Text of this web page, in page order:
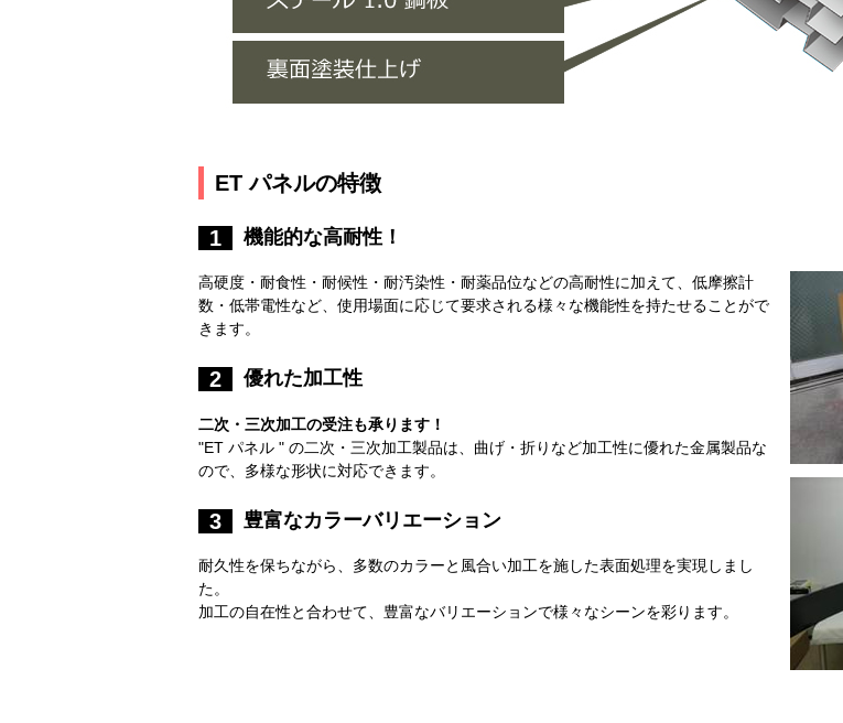
ET パネルの特徴
1 機能的な高耐性！
高硬度・耐食性・耐候性・耐汚染性・耐薬品位などの高耐性に加えて、低摩擦計
数・低帯電性など、使用場面に応じて要求される様々な機能性を持たせることがで
きます。
2 優れた加工性
二次・三次加工の受注も承ります！
"ET パネル " の二次・三次加工製品は、曲げ・折りなど加工性に優れた金属製品な
ので、多様な形状に対応できます。
3 豊富なカラーバリエーション
耐久性を保ちながら、多数のカラーと風合い加工を施した表面処理を実現しまし
た。
加工の自在性と合わせて、豊富なバリエーションで様々なシーンを彩ります。